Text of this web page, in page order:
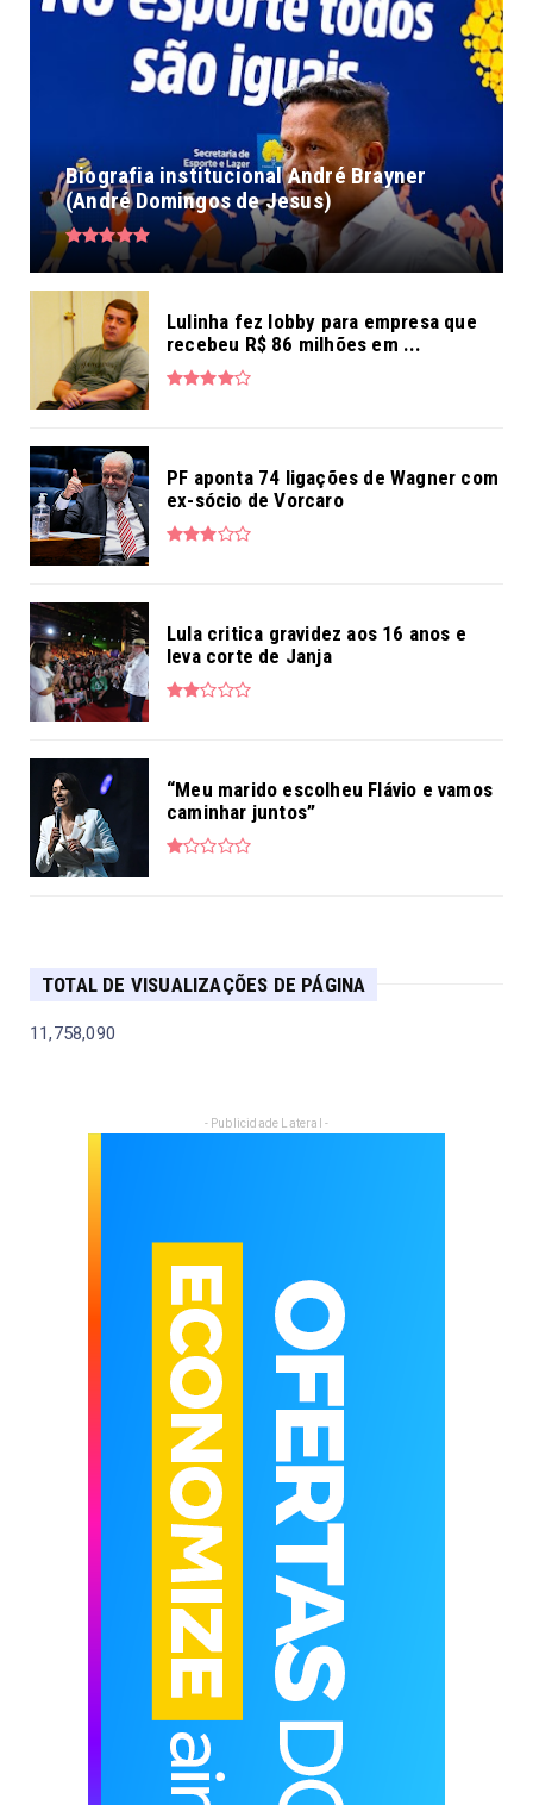
Biografia institucional André Brayner
(André Domingos de Jesus)
Lulinha fez lobby para empresa que
recebeu R$ 86 milhões em ...
PF aponta 74 ligações de Wagner com
ex-sócio de Vorcaro
Lula critica gravidez aos 16 anos e
leva corte de Janja
“Meu marido escolheu Flávio e vamos
caminhar juntos”
TOTAL DE VISUALIZAÇÕES DE PÁGINA
11,758,090
- Publicidade Lateral -